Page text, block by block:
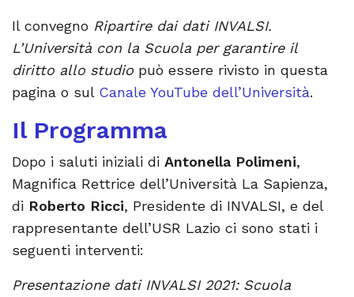
Il convegno Ripartire dai dati INVALSI.
L’Università con la Scuola per garantire il
diritto allo studio può essere rivisto in questa
pagina o sul Canale YouTube dell’Università.
Il Programma
Dopo i saluti iniziali di Antonella Polimeni,
Magnifica Rettrice dell’Università La Sapienza,
di Roberto Ricci, Presidente di INVALSI, e del
rappresentante dell’USR Lazio ci sono stati i
seguenti interventi:
Presentazione dati INVALSI 2021: Scuola